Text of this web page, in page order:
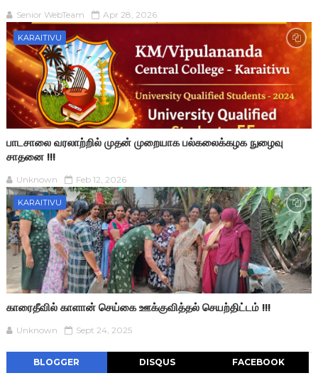
Senior WebTeam Apr 28, 2026
KARAITIVU
பாடசாலை வரலாற்றில் முதன் முறையாக பல்கலைக்கழக நுழைவு
சாதனை !!!
Unknown Feb 12, 2026
KARAITIVU
காரைதீவில் காளான் செய்கை ஊக்குவித்தல் செயற்திட்டம் !!!
Unknown Sept 24, 2025
BLOGGER DISQUS FACEBOOK